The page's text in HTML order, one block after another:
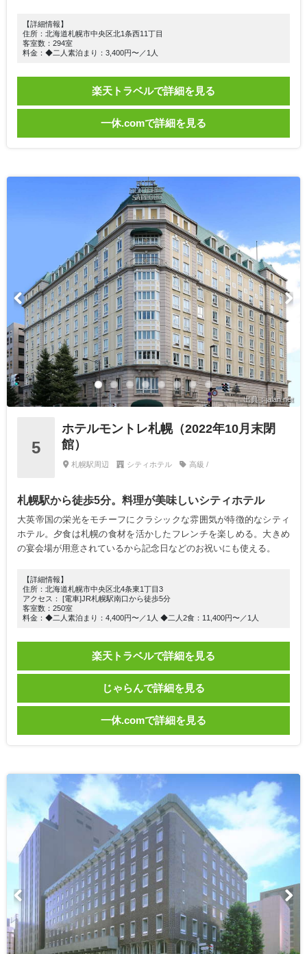
【詳細情報】
住所：北海道札幌市中央区北1条西11丁目
客室数：294室
料金：◆二人素泊まり：3,400円〜／1人
楽天トラベルで詳細を見る
一休.comで詳細を見る
出典：jalan.net
5
ホテルモントレ札幌（2022年10月末閉
館）
札幌駅周辺 シティホテル 高級 /
札幌駅から徒歩5分。料理が美味しいシティホテル
大英帝国の栄光をモチーフにクラシックな雰囲気が特徴的なシティ
ホテル。夕食は札幌の食材を活かしたフレンチを楽しめる。大きめ
の宴会場が用意されているから記念日などのお祝いにも使える。
【詳細情報】
住所：北海道札幌市中央区北4条東1丁目3
アクセス： [電車]JR札幌駅南口から徒歩5分
客室数：250室
料金：◆二人素泊まり：4,400円〜／1人 ◆二人2食：11,400円〜／1人
楽天トラベルで詳細を見る
じゃらんで詳細を見る
一休.comで詳細を見る